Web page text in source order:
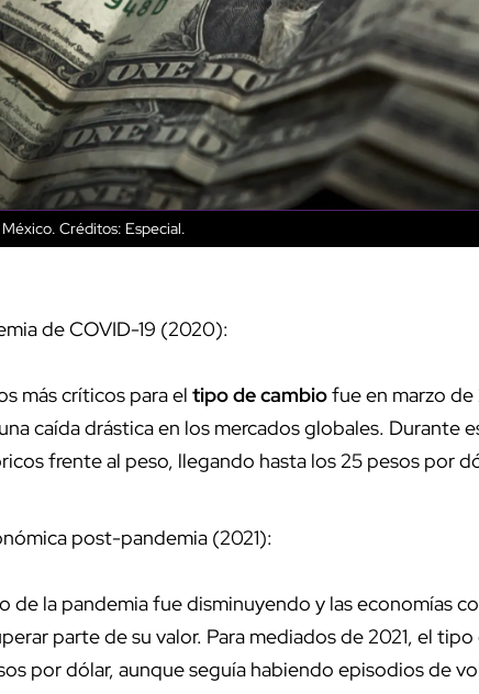
Créditos: Especial.
de COVID-19 (2020):
más críticos para el tipo de cambiofue en marzo
caída drástica en los mercados globales. Durante
frente al peso, llegando hasta los 25 pesos por
post-pandemia (2021):
la pandemia fue disminuyendo y las economías
parte de su valor. Para mediados de 2021, el
por dólar, aunque seguía habiendo episodios de